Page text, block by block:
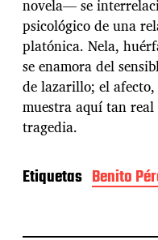
novela— se
psicológico de una
platónica. Nela,
se enamora del
de lazarillo; el
muestra aquí tan
tragedia.
Etiquetas Benito